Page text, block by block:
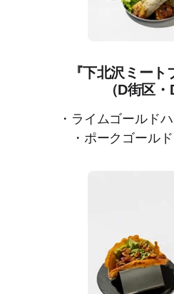
『下北沢ミート
（D街区・
・ライムゴールド
・ポークゴール